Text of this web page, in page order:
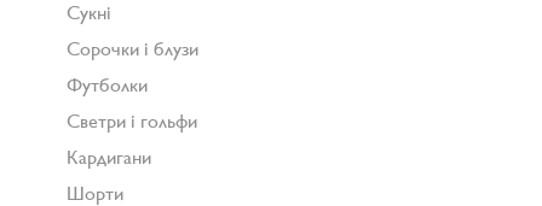
Сукні
Сорочки і блузи
Футболки
Светри і гольфи
Кардигани
Шорти